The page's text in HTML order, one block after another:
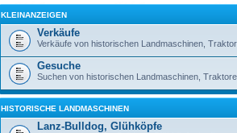
KLEINANZEIGEN
Verkäufe
Verkäufe von historischen Landmaschinen,
Gesuche
Suchen von historischen Landmaschinen,
HISTORISCHE LANDMASCHINEN
Lanz-Bulldog, Glühköpfe